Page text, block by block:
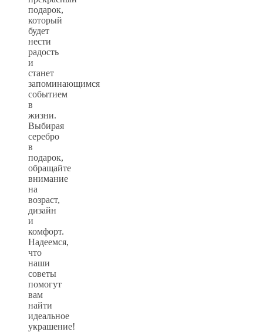
подарок,
который
будет
нести
радость
и
станет
запоминающимся
событием
в
жизни.
Выбирая
серебро
в
подарок,
обращайте
внимание
на
возраст,
дизайн
и
комфорт.
Надеемся,
что
наши
советы
помогут
вам
найти
идеальное
украшение!